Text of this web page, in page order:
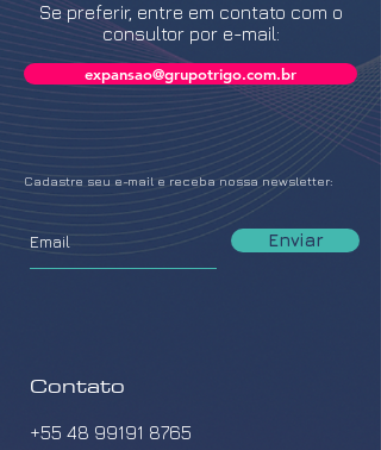
Se preferir, entre em contato com o
consultor por e-mail:
expansao@grupotrigo.com.br
Cadastre seu e-mail e receba nossa newsletter:
Enviar
Contato
+55 48 99191 8765